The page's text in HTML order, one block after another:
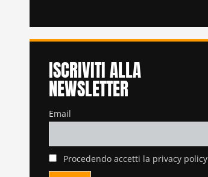
ISCRIVITI ALLA
NEWSLETTER
Email
Procedendo accetti la privacy policy